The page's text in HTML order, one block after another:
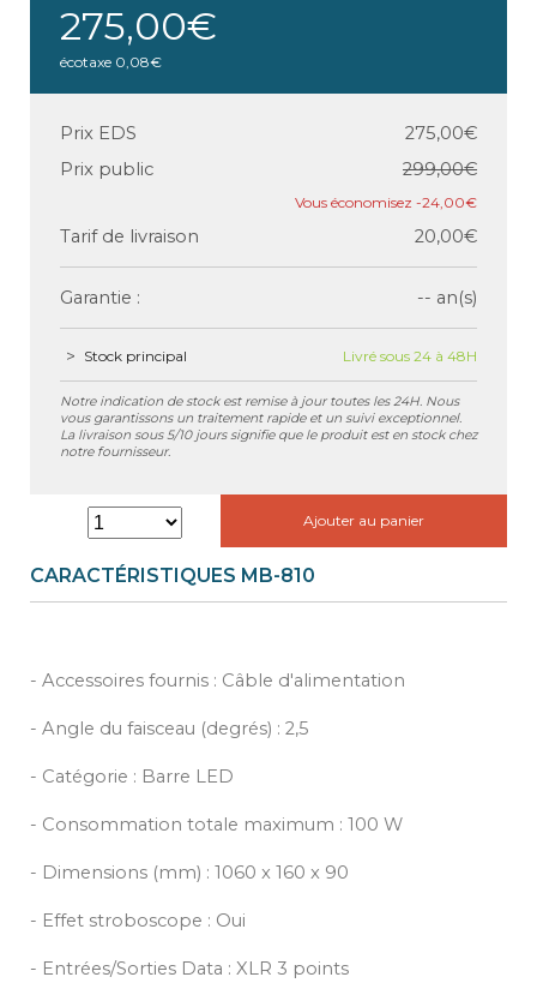
275,00€
écotaxe 0,08€
Prix EDS
275,00€
Prix public
299,00€
-24,00€
Tarif de livraison 20,00€
Garantie : -- an(s)
Stock principal Livré sous 24 à 48H
Notre indication de stock est remise à jour toutes les 24H. Nous
vous garantissons un traitement rapide et un suivi exceptionnel.
La livraison sous 5/10 jours signifie que le produit est en stock chez
notre fournisseur.
Ajouter au panier
CARACTÉRISTIQUES MB-810
- Accessoires fournis : Câble d'alimentation
- Angle du faisceau (degrés) : 2,5
- Catégorie : Barre LED
- Consommation totale maximum : 100 W
- Dimensions (mm) : 1060 x 160 x 90
- Effet stroboscope : Oui
- Entrées/Sorties Data : XLR 3 points